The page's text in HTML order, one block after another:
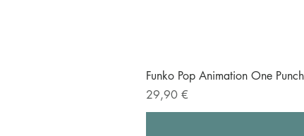
Funko Pop Animation One
Prezzo
29,90 €